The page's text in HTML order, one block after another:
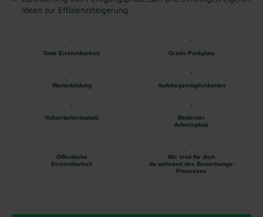
Ideen zur Effizienzsteigerung
Gute Erreichbarkeit Gratis Parkplatz
Weiterbildung Aufstiegsmöglichkeiten
Vollzeitarbeitsplatz
Moderner
Arbeitsplatz
Öffentliche
Erreichbarkeit
Wir sind für dich
da während des Bewerbungs-
Prozesses